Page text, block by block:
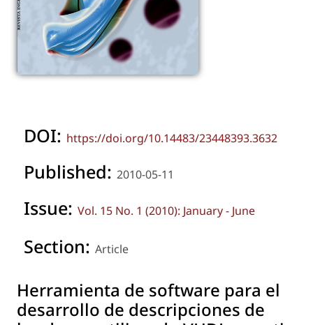
DOI: https://doi.org/10.14483/23448393.3632
Published: 2010-05-11
Issue: Vol. 15 No. 1 (2010): January - June
Section: Article
Herramienta de software para el
desarrollo de descripciones de